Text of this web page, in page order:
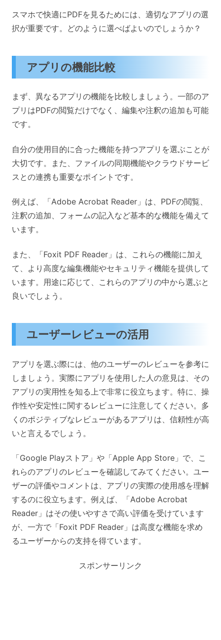
スマホで快適にPDFを見るためには、適切なアプリの選
択が重要です。どのように選べばよいのでしょうか？
アプリの機能比較
まず、異なるアプリの機能を比較しましょう。一部のア
プリはPDFの閲覧だけでなく、編集や注釈の追加も可能
です。
自分の使用目的に合った機能を持つアプリを選ぶことが
大切です。また、ファイルの同期機能やクラウドサービ
スとの連携も重要なポイントです。
例えば、「Adobe Acrobat Reader」は、PDFの閲覧、
注釈の追加、フォームの記入など基本的な機能を備えて
います。
また、「Foxit PDF Reader」は、これらの機能に加え
て、より高度な編集機能やセキュリティ機能を提供して
います。用途に応じて、これらのアプリの中から選ぶと
良いでしょう。
ユーザーレビューの活用
アプリを選ぶ際には、他のユーザーのレビューを参考に
しましょう。実際にアプリを使用した人の意見は、その
アプリの実用性を知る上で非常に役立ちます。特に、操
作性や安定性に関するレビューに注意してください。多
くのポジティブなレビューがあるアプリは、信頼性が高
いと言えるでしょう。
「Google Playストア」や「Apple App Store」で、こ
れらのアプリのレビューを確認してみてください。ユー
ザーの評価やコメントは、アプリの実際の使用感を理解
するのに役立ちます。例えば、「Adobe Acrobat
Reader」はその使いやすさで高い評価を受けています
が、一方で「Foxit PDF Reader」は高度な機能を求め
るユーザーからの支持を得ています。
スポンサーリンク